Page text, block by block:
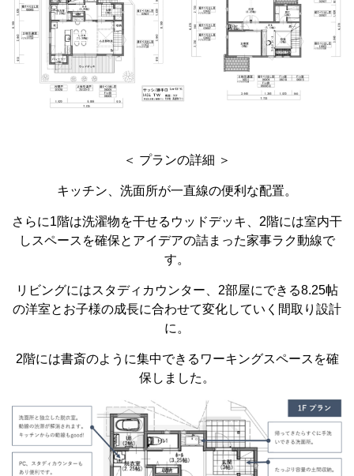
＜ プランの詳細 ＞
キッチン、洗面所が一直線の便利な配置。
さらに1階は洗濯物を干せるウッドデッキ、2階には室内干
しスペースを確保とアイデアの詰まった家事ラク動線で
す。
リビングにはスタディカウンター、2部屋にできる8.25帖
の洋室とお子様の成長に合わせて変化していく間取り設計
に。
2階には書斎のように集中できるワーキングスペースを確
保しました。